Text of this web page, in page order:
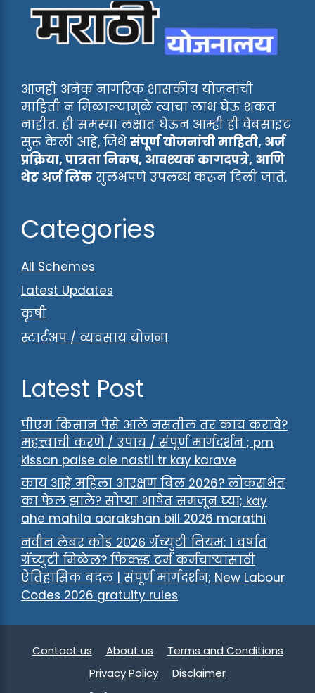
आजही अनेक नागरिक शासकीय योजनांची
माहिती न मिळाल्यामुळे त्याचा लाभ घेऊ शकत
नाहीत. ही समस्या लक्षात घेऊन आम्ही ही वेबसाइट
सुरू केली आहे, जिथेसंपूर्ण योजनांची माहिती, अर्ज
प्रक्रिया, पात्रता निकष, आवश्यक कागदपत्रे, आणि
थेट अर्ज लिंक सुलभपणे उपलब्ध करून दिली जाते.
Categories
All Schemes
Latest Updates
कृषी
स्टार्टअप / व्यवसाय योजना
Latest Post
पीएम किसान पैसे आले नसतील तर काय करावे?
महत्त्वाची करणे / उपाय / संपूर्ण मार्गदर्शन ; pm
kissan paise ale nastil tr kay karave
काय आहे महिला आरक्षण बिल 2026? लोकसभेत
का फेल झाले? सोप्या भाषेत समजून घ्या; kay
ahe mahila aarakshan bill 2026 marathi
नवीन लेबर कोड २०२६ ग्रॅच्युटी नियम: १ वर्षात
ग्रॅच्युटी मिळेल? फिक्स्ड टर्म कर्मचाऱ्यांसाठी
ऐतिहासिक बदल | संपूर्ण मार्गदर्शन; New Labour
Codes 2026 gratuity rules
Contact us About us
Terms and Conditions
Privacy Policy
Disclaimer